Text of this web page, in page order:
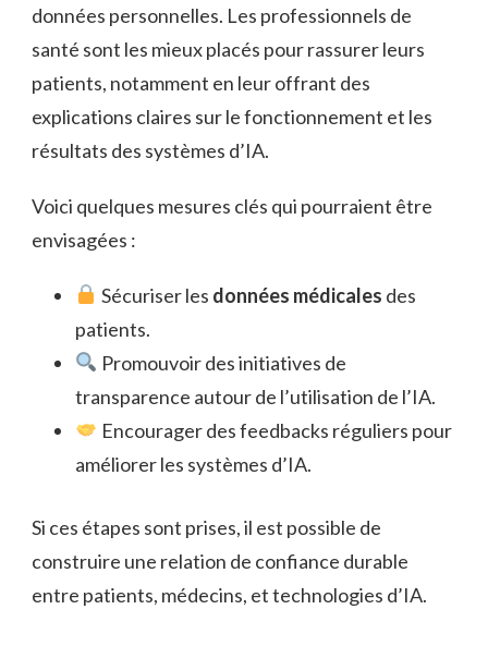
données personnelles. Les professionnels de
santé sont les mieux placés pour rassurer leurs
patients, notamment en leur offrant des
explications claires sur le fonctionnement et les
résultats des systèmes d’IA.
Voici quelques mesures clés qui pourraient être
envisagées :
Sécuriser les données médicales des
patients.
Promouvoir des initiatives de
transparence autour de l’utilisation de l’IA.
Encourager des feedbacks réguliers pour
améliorer les systèmes d’IA.
Si ces étapes sont prises, il est possible de
construire une relation de confiance durable
entre patients, médecins, et technologies d’IA.